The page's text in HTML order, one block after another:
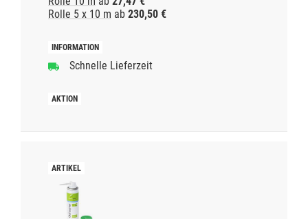
Rolle 5 x 10 m ab 230,50 €
Schnelle Lieferzeit